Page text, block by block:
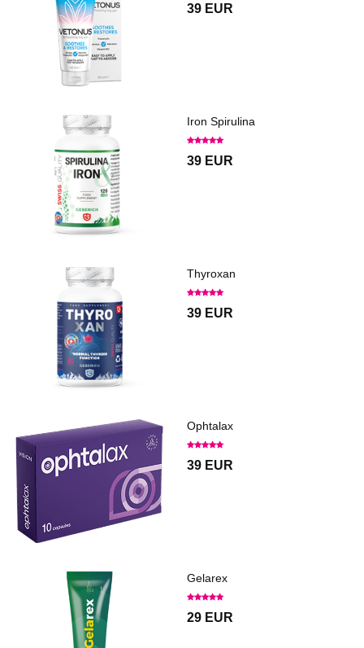
39 EUR
Iron Spirulina
39 EUR
Thyroxan
39 EUR
Ophtalax
39 EUR
Gelarex
29 EUR